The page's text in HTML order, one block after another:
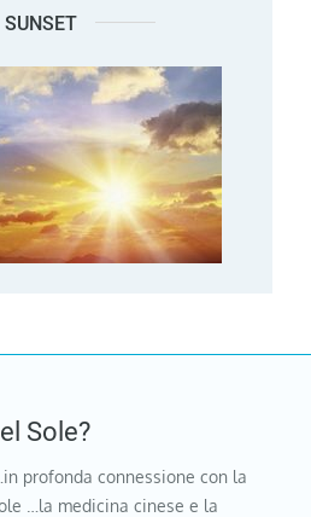
SUNSET
Sole?
profonda connessione con la
…la medicina cinese e la